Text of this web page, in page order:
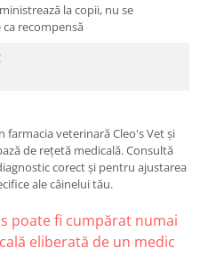
la copii, nu se
recompensă
farmacia veterinară Cleo's Vet și
de rețetă medicală. Consultă
corect și pentru ajustarea
ale câinelui tău.
poate fi cumpărat numai
eliberată de un medic